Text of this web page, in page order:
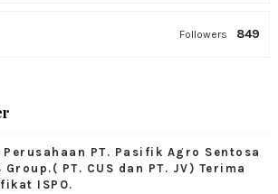
849
Followers
Perusahaan PT. Pasifik Agro Sentosa
Group.( PT. CUS dan PT. JV) Terima
ISPO.